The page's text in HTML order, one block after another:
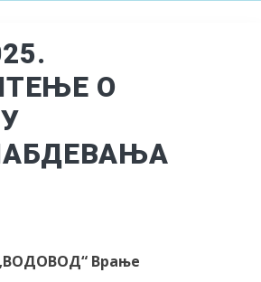
О
Врање